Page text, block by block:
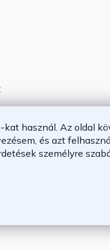
kat használ. Az oldal
és azt
személyre